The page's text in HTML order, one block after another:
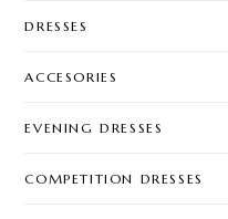
DRESSES
ACCESORIES
EVENING DRESSES
COMPETITION DRESSES